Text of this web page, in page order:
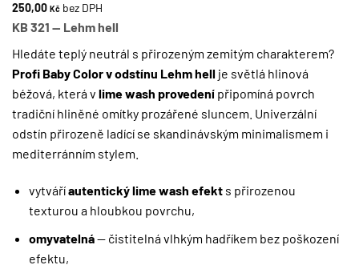
250,00 Kč bez DPH
KB 321 — Lehm hell
Hledáte teplý neutrál s přirozeným zemitým charakterem?
Profi Baby Color v odstínu Lehm hell je světlá hlinová
béžová, která v lime wash provedení připomíná povrch
tradiční hliněné omítky prozářené sluncem. Univerzální
odstín přirozeně ladící se skandinávským minimalismem i
mediterránním stylem.
vytváříautentický lime wash efekts přirozenou
texturou a hloubkou povrchu,
omyvatelná— čistitelná vlhkým hadříkem bez poškození
efektu,